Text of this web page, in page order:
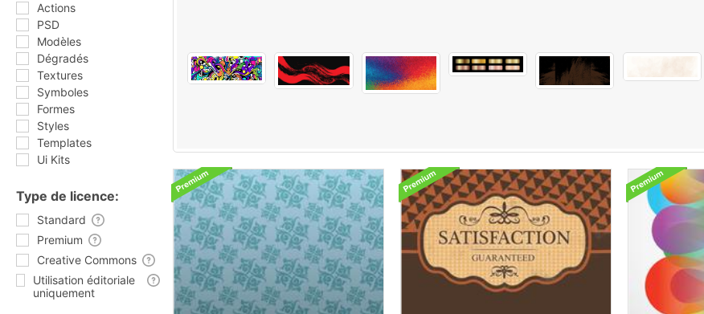
Actions
PSD
Modèles
Dégradés
Textures
Symboles
Formes
Styles
Templates
Ui Kits
Type de licence:
Standard
Premium
Creative Commons
Utilisation éditoriale
uniquement